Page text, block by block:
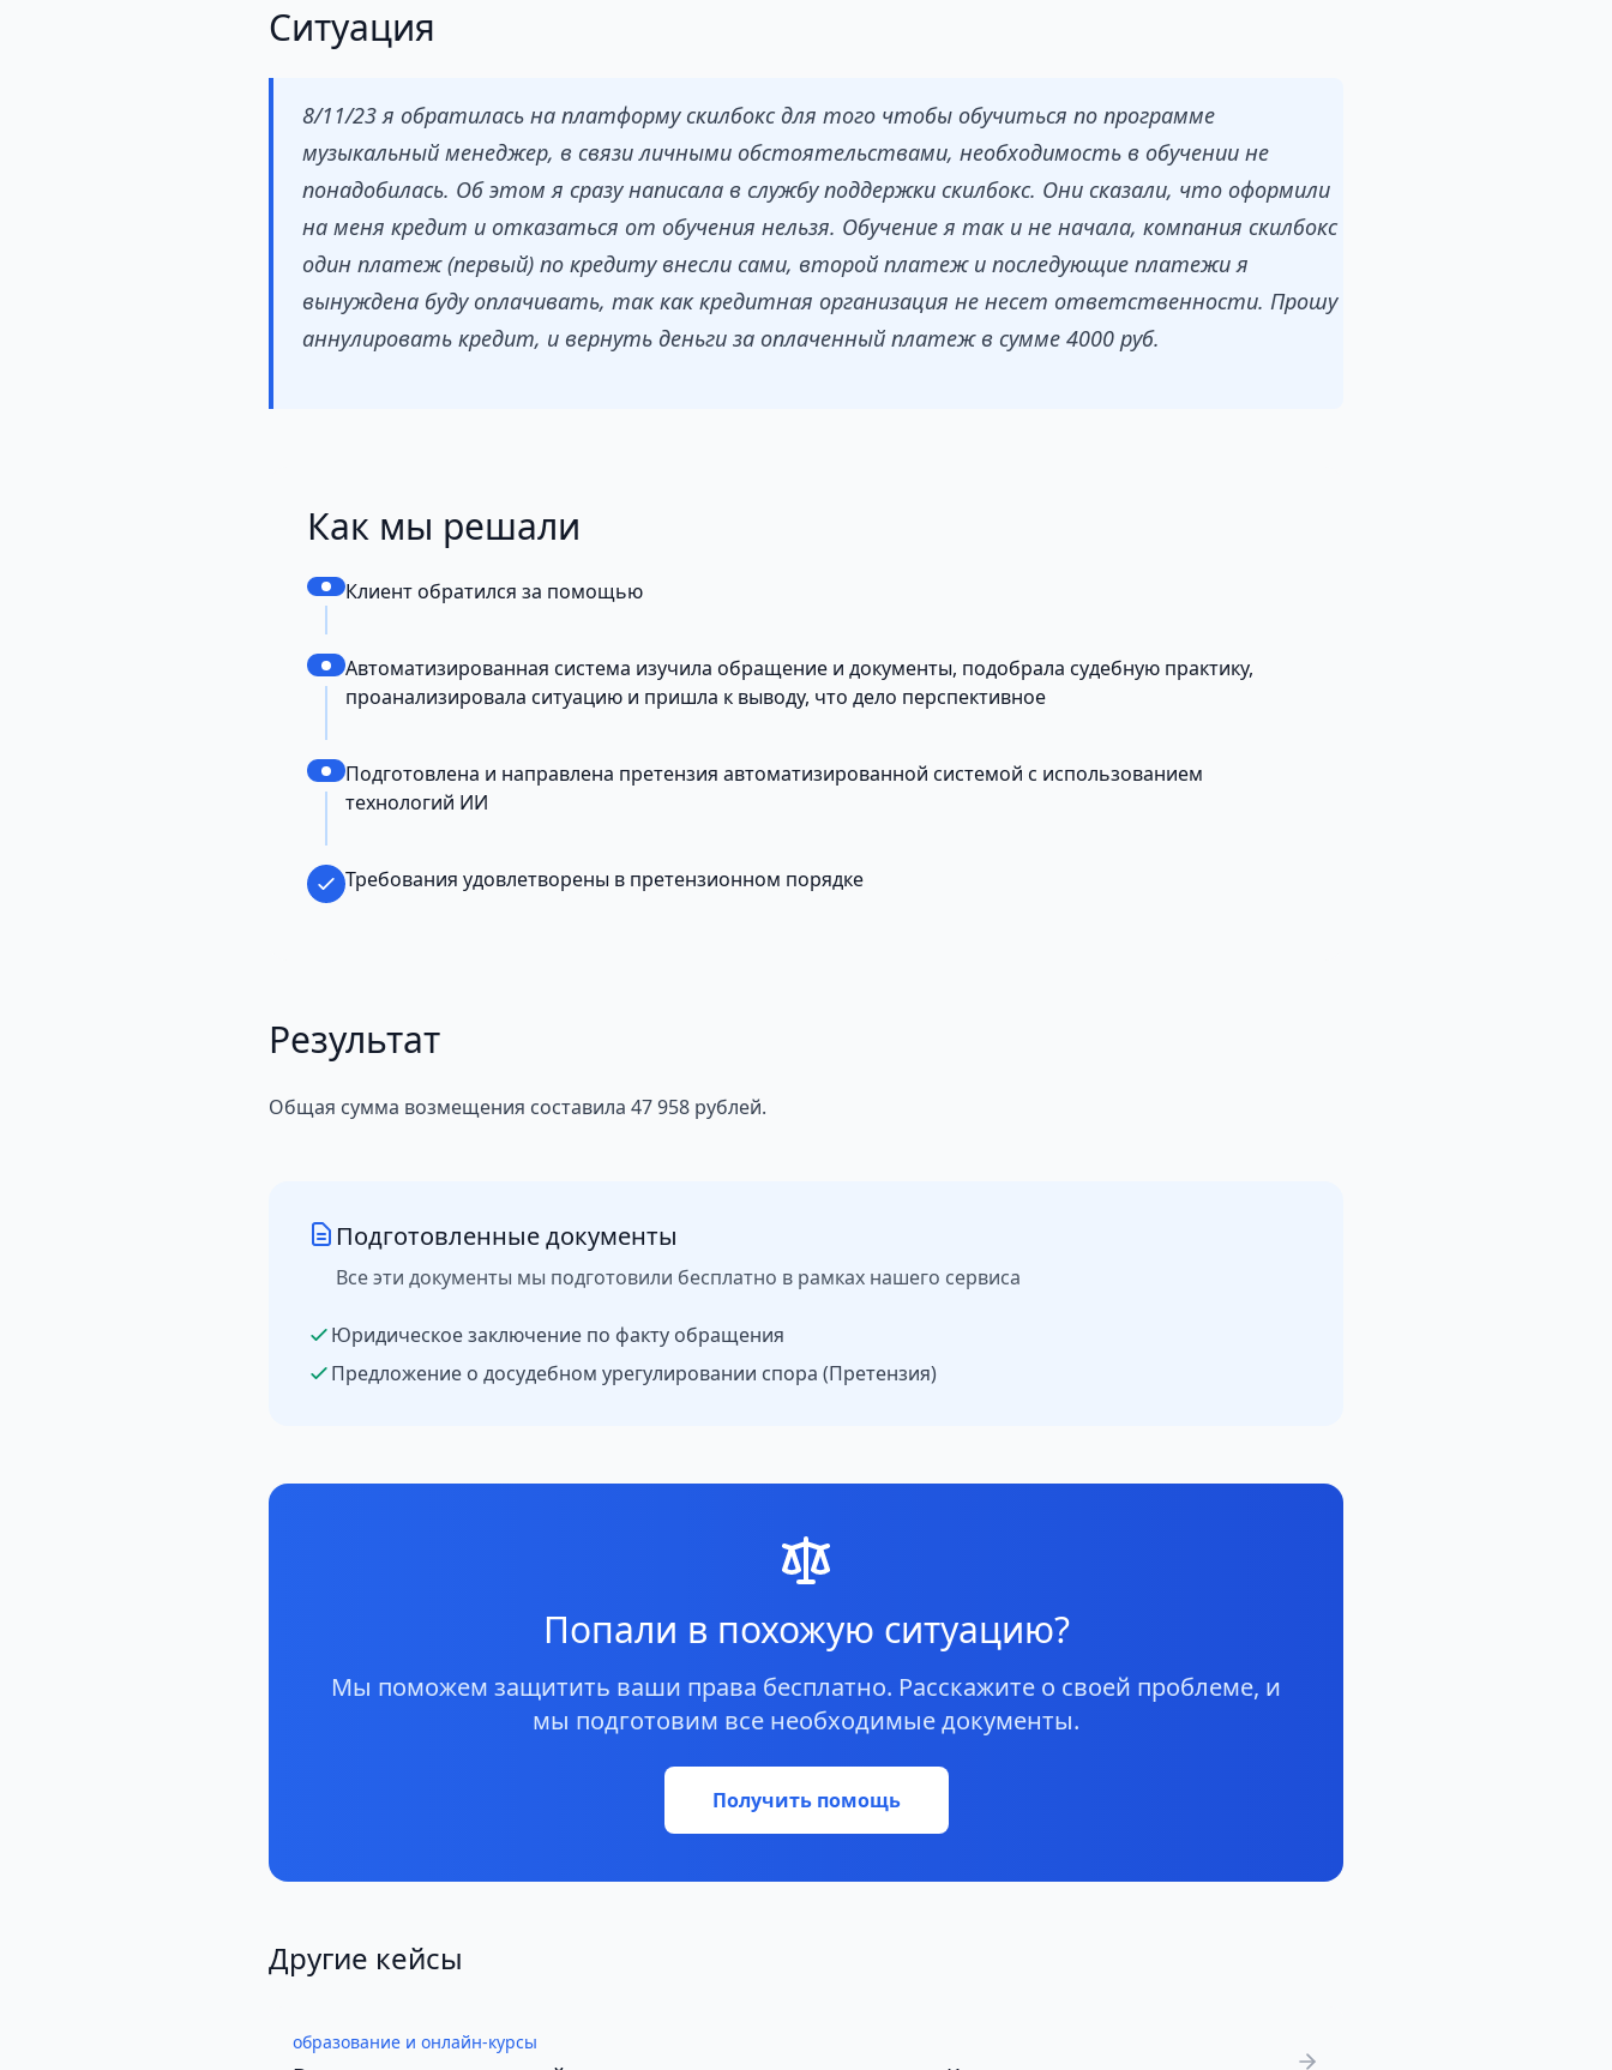
Ситуация
8/11/23 я обратилась на платформу скилбокс для того чтобы обучиться по программе
музыкальный менеджер, в связи личными обстоятельствами, необходимость в обучении не
понадобилась. Об этом я сразу написала в службу поддержки скилбокс. Они сказали, что оформили
на меня кредит и отказаться от обучения нельзя. Обучение я так и не начала, компания скилбокс
один платеж (первый) по кредиту внесли сами, второй платеж и последующие платежи я
вынуждена буду оплачивать, так как кредитная организация не несет ответственности. Прошу
аннулировать кредит, и вернуть деньги за оплаченный платеж в сумме 4000 руб.
Как мы решали
Клиент обратился за помощью
Автоматизированная система изучила обращение и документы, подобрала судебную практику,
проанализировала ситуацию и пришла к выводу, что дело перспективное
Подготовлена и направлена претензия автоматизированной системой с использованием
технологий ИИ
Требования удовлетворены в претензионном порядке
Результат
Общая сумма возмещения составила 47 958 рублей.
Подготовленные документы
Все эти документы мы подготовили бесплатно в рамках нашего сервиса
Юридическое заключение по факту обращения
Предложение о досудебном урегулировании спора (Претензия)
Попали в похожую ситуацию?
Мы поможем защитить ваши права бесплатно. Расскажите о своей проблеме, и
мы подготовим все необходимые документы.
Получить помощь
Другие кейсы
образование и онлайн-курсы